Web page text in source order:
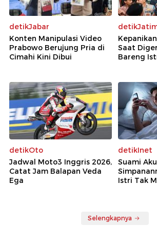
detikJabar
Konten Manipulasi Video
Prabowo Berujung Pria di
Cimahi Kini Dibui
Saat
Bareng
detikOto
Jadwal Moto3 Inggris 2026,
Catat Jam Balapan Veda
Ega
detikInet
Suami
Istri Tak
Selengkapnya